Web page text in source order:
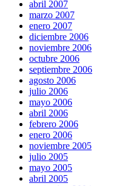
abril 2007
marzo 2007
enero 2007
diciembre 2006
noviembre 2006
octubre 2006
septiembre 2006
agosto 2006
julio 2006
mayo 2006
abril 2006
febrero 2006
enero 2006
noviembre 2005
julio 2005
mayo 2005
abril 2005